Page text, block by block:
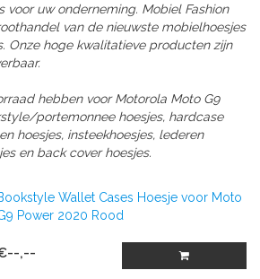
voor uw onderneming. Mobiel Fashion
van de nieuwste mobielhoesjes
Onze hoge kwalitatieve producten zijn
hebben voor Motorola Moto G9
portemonnee hoesjes, hardcase
hoesjes, insteekhoesjes, lederen
en back cover hoesjes.
Wallet Cases Hoesje voor Moto
Power 2020 Rood
,--